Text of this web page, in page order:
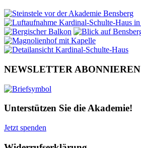
NEWSLETTER ABONNIEREN
Unterstützen Sie die Akademie!
Jetzt spenden